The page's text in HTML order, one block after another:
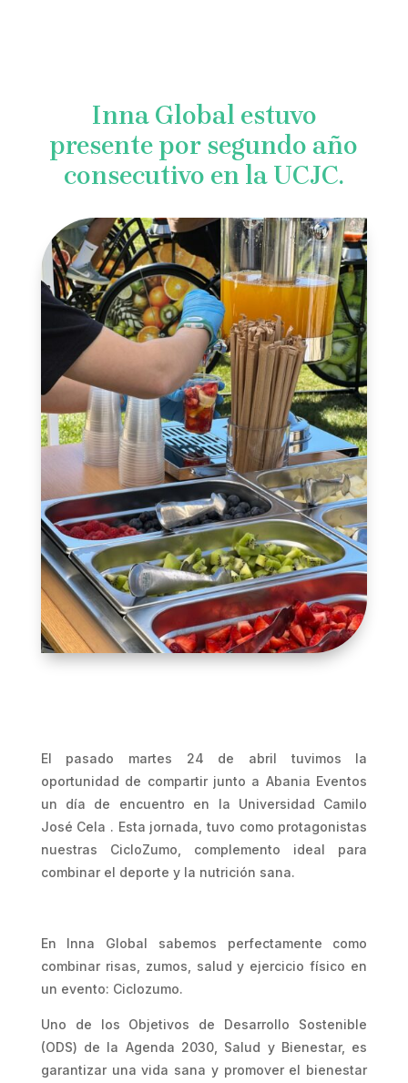
Inna Global estuvo
presente por segundo año
consecutivo en la UCJC.
El pasado martes 24 de abril tuvimos la
oportunidad de compartir junto a Abania Eventos
un día de encuentro en la Universidad Camilo
José Cela . Esta jornada, tuvo como protagonistas
nuestras CicloZumo, complemento ideal para
combinar el deporte y la nutrición sana.
En Inna Global sabemos perfectamente como
combinar risas, zumos, salud y ejercicio físico en
un evento: Ciclozumo.
Uno de los Objetivos de Desarrollo Sostenible
(ODS) de la Agenda 2030, Salud y Bienestar, es
garantizar una vida sana y promover el bienestar